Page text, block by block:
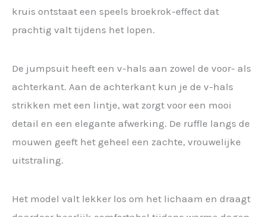
kruis ontstaat een speels broekrok-effect dat
prachtig valt tijdens het lopen.
De jumpsuit heeft een v-hals aan zowel de voor- als
achterkant. Aan de achterkant kun je de v-hals
strikken met een lintje, wat zorgt voor een mooi
detail en een elegante afwerking. De ruffle langs de
mouwen geeft het geheel een zachte, vrouwelijke
uitstraling.
Het model valt lekker los om het lichaam en draagt